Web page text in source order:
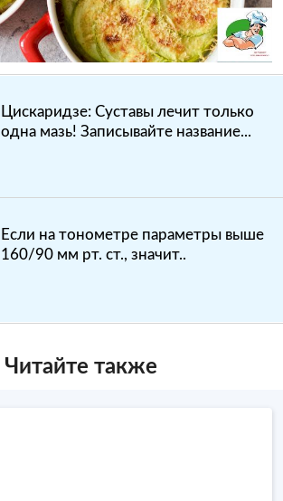
Цискаридзе: Суставы лечит только
одна мазь! Записывайте название...
Если на тонометре параметры выше
160/90 мм рт. ст., значит..
Читайте также